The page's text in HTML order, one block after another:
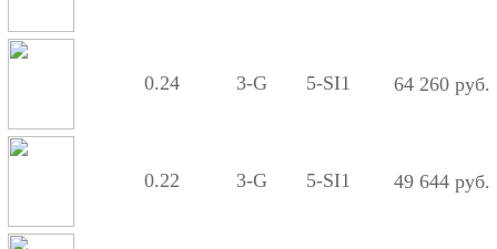
0.24 3-G 5-SI1 64 260 руб.
0.22 3-G 5-SI1 49 644 руб.